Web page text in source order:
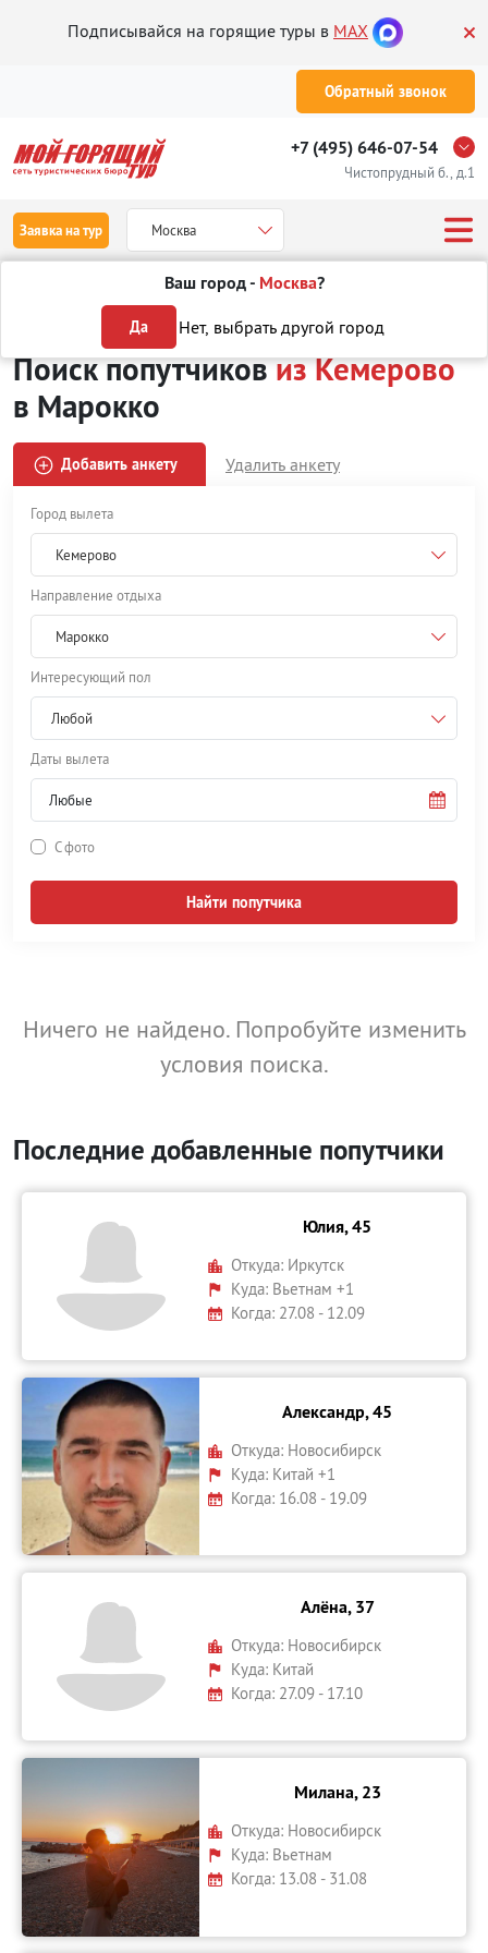
Подписывайся на горящие туры в MAX
Обратный звонок
+7 (495) 646-07-54
Чистопрудный б., д.1
Заявка на тур Москва
Ваш город - Москва?
Да Нет, выбрать другой город
Поиск попутчиков из Кемерово
Поиск попутчиковиз Кемерово
в Марокко
Добавить анкету Удалить анкету
Город вылета
Кемерово
Направление отдыха
Марокко
Интересующий пол
Любой
Даты вылета
Найти попутчика
С фото
Ничего не найдено. Попробуйте изменить
условия поиска.
Последние добавленные попутчики
Юлия, 45
Откуда: Иркутск
Куда: Вьетнам +1
Когда: 27.08 - 12.09
Александр, 45
Откуда: Новосибирск
Куда: Китай +1
Когда: 16.08 - 19.09
Алёна, 37
Откуда: Новосибирск
Куда: Китай
Когда: 27.09 - 17.10
Милана, 23
Откуда: Новосибирск
Куда: Вьетнам
Когда: 13.08 - 31.08